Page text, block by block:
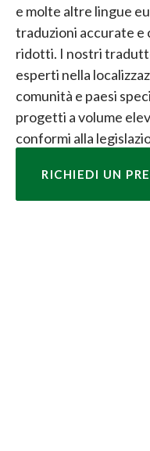
e molte altre lingue
traduzioni accurate e
ridotti. I nostri
esperti nella
comunità e paesi
progetti a volume
conformi alla
RICHIEDI UN